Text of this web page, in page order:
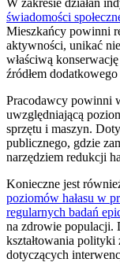
W zakresie działań
świadomości
Mieszkańcy powinni
aktywności, unikać
właściwą
źródłem dodatkowego
Pracodawcy powinni
uwzględniającą
sprzętu i maszyn.
publicznego, gdzie
narzędziem redukcji
Konieczne jest
poziomów hałasu w
regularnych badań
na zdrowie populacji.
kształtowania
dotyczących